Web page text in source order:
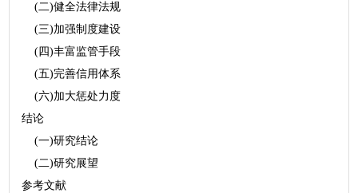
(二)健全法律法规
(三)加强制度建设
(四)丰富监管手段
(五)完善信用体系
(六)加大惩处力度
结论
(一)研究结论
(二)研究展望
参考文献